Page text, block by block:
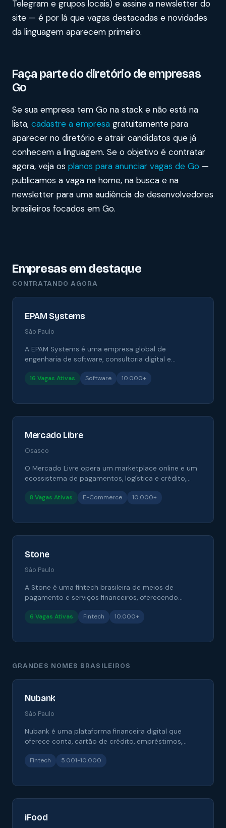
Telegram e grupos locais) e assine a newsletter do
site — é por lá que vagas destacadas e novidades
da linguagem aparecem primeiro.
Faça parte do diretório de empresas
Go
Se sua empresa tem Go na stack e não está na
lista, cadastre a empresa gratuitamente para
aparecer no diretório e atrair candidatos que já
conhecem a linguagem. Se o objetivo é contratar
agora, veja os planos para anunciar vagas de Go —
publicamos a vaga na home, na busca e na
newsletter para uma audiência de desenvolvedores
brasileiros focados em Go.
Empresas em destaque
CONTRATANDO AGORA
EPAM Systems
São Paulo
A EPAM Systems é uma empresa global de
engenharia de software, consultoria digital e
em transformação digital e soluções em nuvem.
16 Vagas Ativas Software 10.000+
Mercado Libre
Osasco
O Mercado Livre opera um marketplace online e um
ecossistema de pagamentos, logística e crédito,
na América Latina.
8 Vagas Ativas E-Commerce 10.000+
Stone
São Paulo
A Stone é uma fintech brasileira de meios de
pagamento e serviços financeiros, oferecendo
tecnologia para lojistas e empresas.
6 Vagas Ativas Fintech 10.000+
GRANDES NOMES BRASILEIROS
Nubank
São Paulo
Nubank é uma plataforma financeira digital que
oferece conta, cartão de crédito, empréstimos,
empresas no Brasil e na América Latina.
Fintech 5.001-10.000
iFood